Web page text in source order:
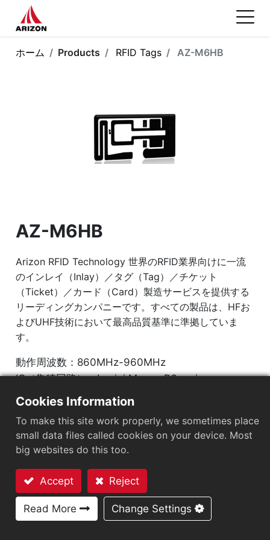
ホーム Products RFID Tags AZ-M6HB
AZ-M6HB
Arizon RFID Technology 世界のRFID業界向けに一流
のインレイ（Inlay）／タグ（Tag）／チケット
（Ticket）／カード（Card）製造サービスを提供する
リーディングカンパニーです。すべての製品は、HFお
よびUHF技術において最高品質基準に準拠していま
す。
動作周波数：860MHz-960MHz
IC（集積回路）：Impinj Monza R6 series
プロトコル：EPC Class1 Gen2 ‧ ISO/IEC 18000-
市場セグメント ：小売
チップ：Impinj Monza R6
アンテナサイズ（mm）：45x20
EPCメモリ ： 96 bits
お問い合わせ
Cookies Information
To make this site work properly, we sometimes place
small data files called cookies on your device. Most
big websites do this too.
Accept Reject
Read More Change Settings